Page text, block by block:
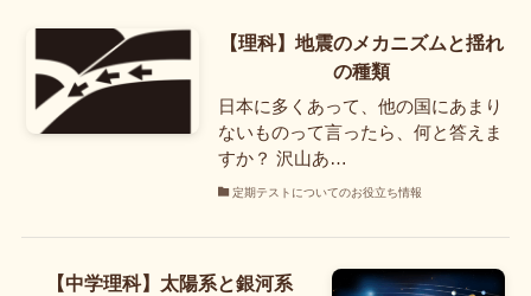
【理科】地震のメカニズムと揺れ
の種類
日本に多くあって、他の国にあまり
ないものって言ったら、何と答えま
すか？ 沢山あ…
定期テストについてのお役立ち情報
【中学理科】太陽系と銀河系